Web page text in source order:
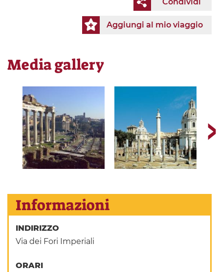
Aggiungi al mio viaggio
Media gallery
Informazioni
INDIRIZZO
Via dei Fori Imperiali
ORARI